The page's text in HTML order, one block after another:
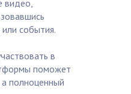
видео,
события.
в
поможет
полноценный